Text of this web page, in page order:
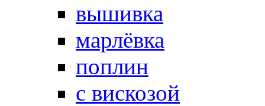
вышивка
марлёвка
поплин
с вискозой